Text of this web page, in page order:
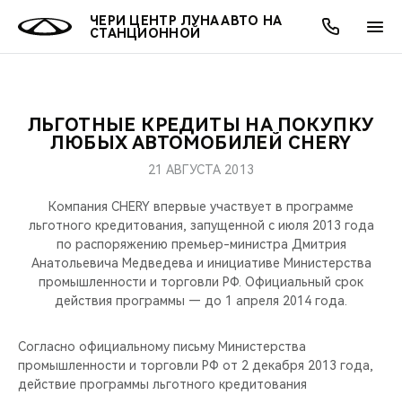
ЧЕРИ ЦЕНТР ЛУНА АВТО НА
СТАНЦИОННОЙ
МОДЕЛИ
КРОССОВЕРЫ
СЕДАНЫ
НОВИНКИ
ПОКУПАТЕЛЯМ
КРЕДИТ И СТРАХОВАНИЕ
ВЛАДЕЛЬЦАМ
ЗАПЧАСТИ И АКСЕССУАРЫ
ПОДДЕРЖКА
МИР CHERY
О БРЕНДЕ
CHERY В СОЦСЕТЯХ
АКЦИИ
ОНЛАЙН СЕРВИСЫ
КРЕДИТ
О КОМПАНИИ
МЫ В СОЦСЕТЯХ
ЛЬГОТНЫЕ КРЕДИТЫ НА ПОКУПКУ
ЛЮБЫХ АВТОМОБИЛЕЙ CHERY
21 АВГУСТА 2013
Компания CHERY впервые участвует в программе
льготного кредитования, запущенной с июля 2013 года
по распоряжению премьер-министра Дмитрия
Анатольевича Медведева и инициативе Министерства
промышленности и торговли РФ. Официальный срок
действия программы — до 1 апреля 2014 года.
Согласно официальному письму Министерства
промышленности и торговли РФ от 2 декабря 2013 года,
действие программы льготного кредитования